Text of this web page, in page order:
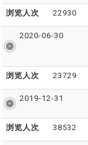
浏览人次 22930
2020-06-30
浏览人次 23729
2019-12-31
浏览人次 38532